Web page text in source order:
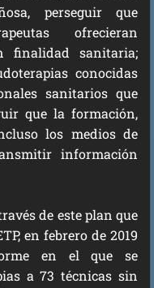
perseguir que
ofrecieran
finalidad sanitaria;
conocidas
sanitarios que
que la formación,
los medios de
información
de este plan que
en febrero de 2019
en el que se
a 73 técnicas sin